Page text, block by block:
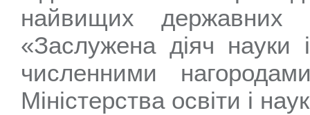
найвищих державних
«Заслужена діяч науки
численними
Міністерства освіти і